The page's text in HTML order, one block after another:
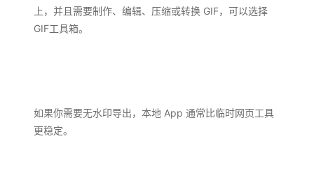
上，并且需要制作、编辑、压缩或转换 GIF，可以选择
GIF工具箱。
如果你需要无水印导出，本地 App 通常比临时网页工具
更稳定。